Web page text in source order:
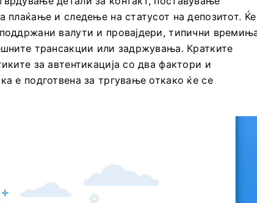
и следење на статусот на депозитот. Ќе
валути и провајдери, типични
трансакции или задржувања. Кратките
за автентикација со два фактори и
е подготвена за тргување откако ќе се